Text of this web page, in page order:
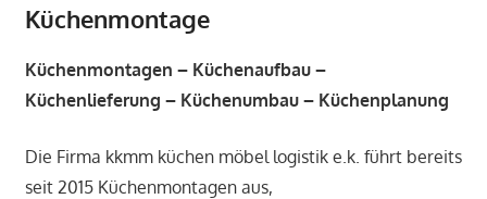
Küchenmontage
Küchenmontagen – Küchenaufbau –
Küchenlieferung – Küchenumbau – Küchenplanung
Die Firma kkmm küchen möbel logistik e.k. führt bereits
seit 2015 Küchenmontagen aus,